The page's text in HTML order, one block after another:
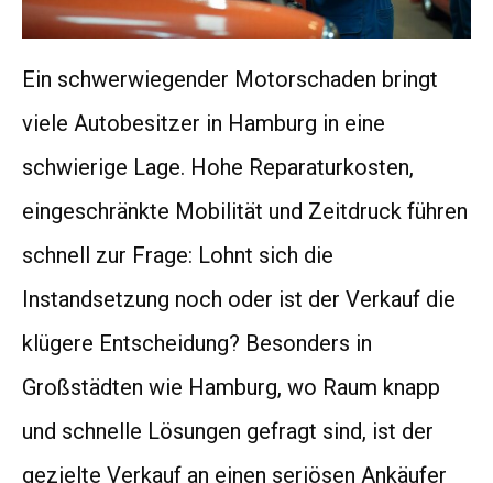
Ein schwerwiegender Motorschaden bringt
viele Autobesitzer in Hamburg in eine
schwierige Lage. Hohe Reparaturkosten,
eingeschränkte Mobilität und Zeitdruck führen
schnell zur Frage: Lohnt sich die
Instandsetzung noch oder ist der Verkauf die
klügere Entscheidung? Besonders in
Großstädten wie Hamburg, wo Raum knapp
und schnelle Lösungen gefragt sind, ist der
gezielte Verkauf an einen seriösen Ankäufer